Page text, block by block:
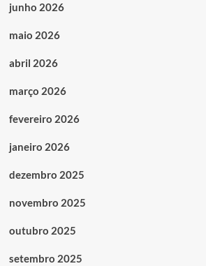
junho 2026
maio 2026
abril 2026
março 2026
fevereiro 2026
janeiro 2026
dezembro 2025
novembro 2025
outubro 2025
setembro 2025